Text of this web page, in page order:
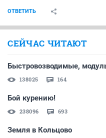
ОТВЕТИТЬ
СЕЙЧАС ЧИТАЮТ
Быстровозводимые,
138025 164
Бой курению!
238096 693
Земля в Кольцово